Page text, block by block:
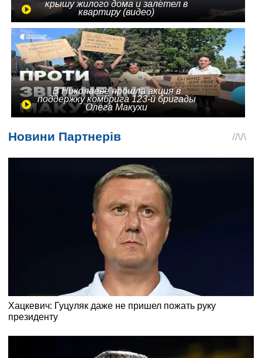
крышу жилого дома и залетел в
квартиру (видео)
В Николаеве прошла акция в
поддержку комбрига 123-й бригады
Олега Макухи